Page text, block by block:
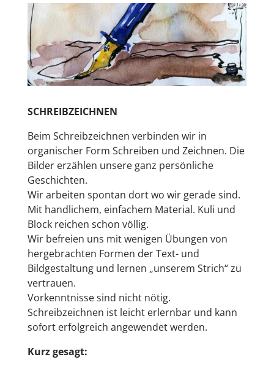
SCHREIBZEICHNEN
Beim Schreibzeichnen verbinden wir in
organischer Form Schreiben und Zeichnen. Die
Bilder erzählen unsere ganz persönliche
Geschichten.
Wir arbeiten spontan dort wo wir gerade sind.
Mit handlichem, einfachem Material. Kuli und
Block reichen schon völlig.
Wir befreien uns mit wenigen Übungen von
hergebrachten Formen der Text- und
Bildgestaltung und lernen „unserem Strich“ zu
vertrauen.
Vorkenntnisse sind nicht nötig.
Schreibzeichnen ist leicht erlernbar und kann
sofort erfolgreich angewendet werden.
Kurz gesagt: